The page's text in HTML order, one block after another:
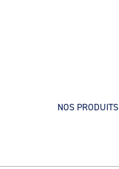
NOS PRODUITS